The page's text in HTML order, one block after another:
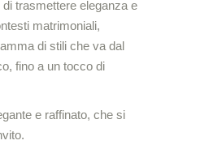
trasmettere eleganza e
matrimoniali,
di stili che va dal
fino a un tocco di
e raffinato, che si